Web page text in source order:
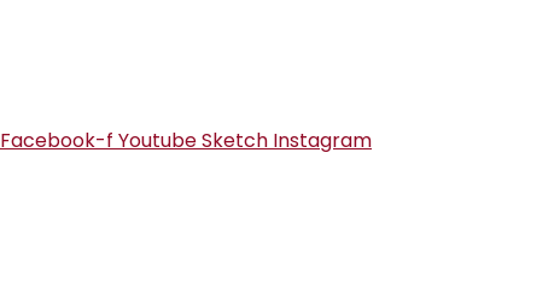
Facebook-f YoutubeSketch Instagram